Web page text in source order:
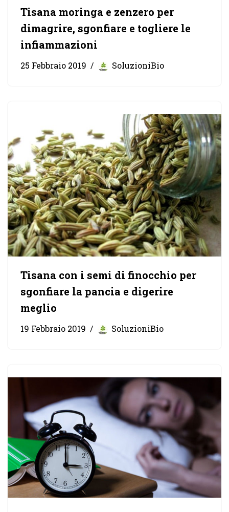
Tisana moringa e zenzero per
dimagrire, sgonfiare e togliere le
infiammazioni
25 Febbraio 2019 SoluzioniBio
Tisana con i semi di finocchio per
sgonfiare la pancia e digerire
meglio
19 Febbraio 2019 SoluzioniBio